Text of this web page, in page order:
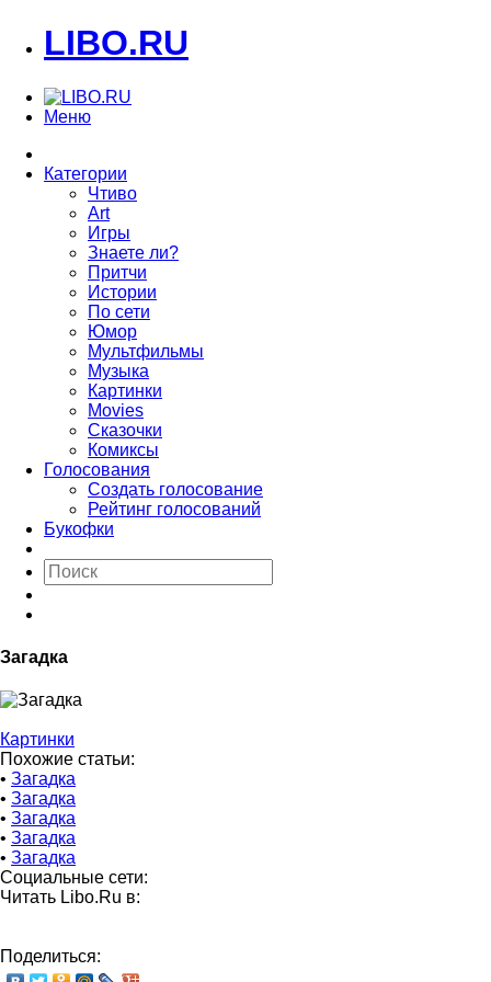
LIBO.RU
Меню
Категории
Чтиво
Art
Игры
Знаете ли?
Притчи
Истории
По сети
Юмор
Мультфильмы
Музыка
Картинки
Movies
Сказочки
Комиксы
Голосования
Создать голосование
Рейтинг голосований
Букофки
Загадка
Картинки
Похожие статьи:
• Загадка
• Загадка
• Загадка
• Загадка
• Загадка
Социальные сети:
Читать Libo.Ru в:
Поделиться: